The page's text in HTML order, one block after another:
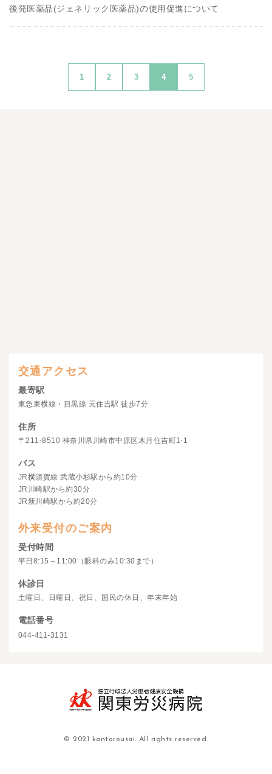
後発医薬品(ジェネリック医薬品)の使用促進について
1 2 3 4 5
交通アクセス
最寄駅
東急東横線・目黒線 元住吉駅 徒歩7分
住所
〒211-8510 神奈川県川崎市中原区木月住吉町1-1
バス
JR横須賀線 武蔵小杉駅から約10分
JR川崎駅から約30分
JR新川崎駅から約20分
外来受付のご案内
受付時間
平日8:15～11:00（眼科のみ10:30まで）
休診日
土曜日、日曜日、祝日、国民の休日、年末年始
電話番号
044-411-3131
© 2021 kantorousai. All rights reserved.